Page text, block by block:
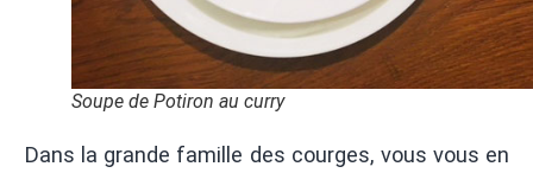
Soupe de Potiron au curry
Dans la grande famille des courges, vous vous en